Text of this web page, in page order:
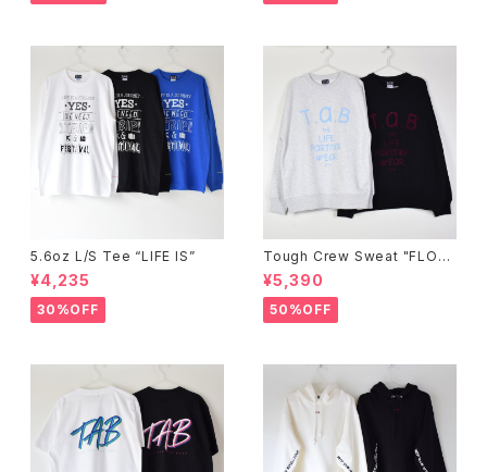
5.6oz L/S Tee “LIFE IS”
¥4,235
30%OFF
Tough Crew Sweat "FLOC
K"
¥5,390
50%OFF